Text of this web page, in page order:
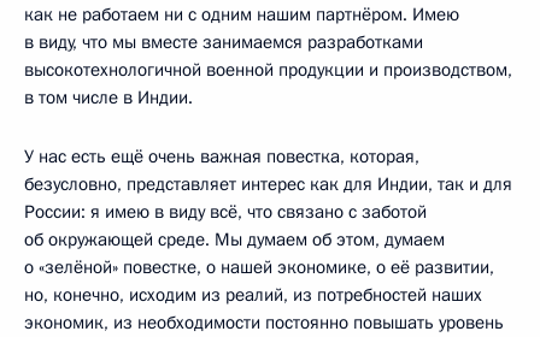
как не работаем ни с одним нашим партнёром. Имею
в виду, что мы вместе занимаемся разработками
высокотехнологичной военной продукции и производством,
в том числе в Индии.
У нас есть ещё очень важная повестка, которая,
безусловно, представляет интерес как для Индии, так и для
России: я имею в виду всё, что связано с заботой
об окружающей среде. Мы думаем об этом, думаем
о «зелёной» повестке, о нашей экономике, о её развитии,
но, конечно, исходим из реалий, из потребностей наших
экономик, из необходимости постоянно повышать уровень